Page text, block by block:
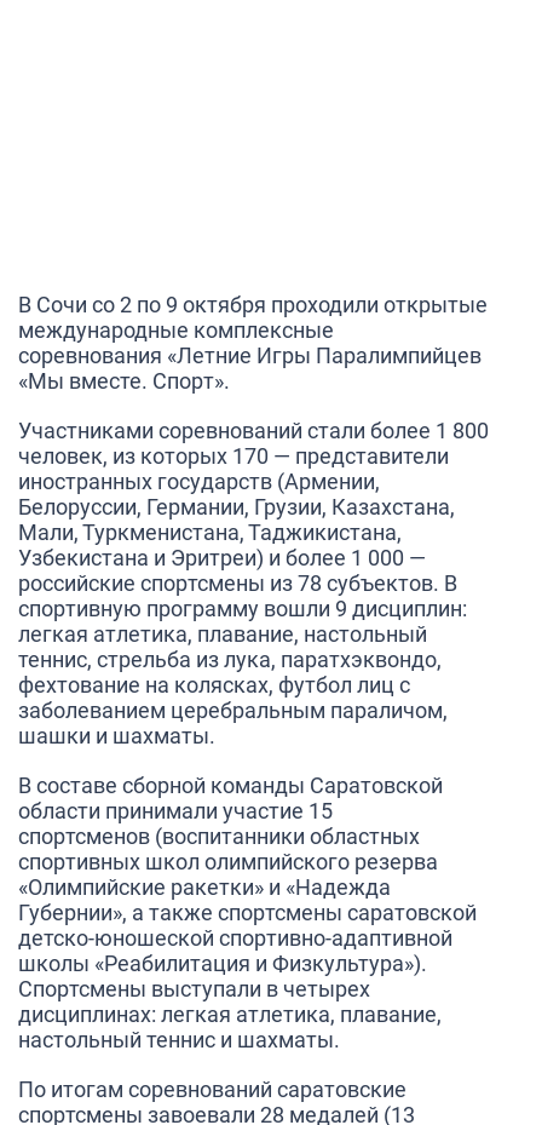
В Сочи со 2 по 9 октября проходили открытые
международные комплексные
соревнования «Летние Игры Паралимпийцев
«Мы вместе. Спорт».
Участниками соревнований стали более 1 800
человек, из которых 170 — представители
иностранных государств (Армении,
Белоруссии, Германии, Грузии, Казахстана,
Мали, Туркменистана, Таджикистана,
Узбекистана и Эритреи) и более 1 000 —
российские спортсмены из 78 субъектов. В
спортивную программу вошли 9 дисциплин:
легкая атлетика, плавание, настольный
теннис, стрельба из лука, паратхэквондо,
фехтование на колясках, футбол лиц с
заболеванием церебральным параличом,
шашки и шахматы.
В составе сборной команды Саратовской
области принимали участие 15
спортсменов (воспитанники областных
спортивных школ олимпийского резерва
«Олимпийские ракетки» и «Надежда
Губернии», а также спортсмены саратовской
детско-юношеской спортивно-адаптивной
школы «Реабилитация и Физкультура»).
Спортсмены выступали в четырех
дисциплинах: легкая атлетика, плавание,
настольный теннис и шахматы.
По итогам соревнований саратовские
спортсмены завоевали 28 медалей (13